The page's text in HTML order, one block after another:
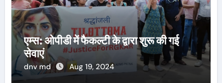
एम्स: ओपीडी में फैकल्टी के द्वारा शुरू की गई
सेवाएं
dnv md Aug 19, 2024